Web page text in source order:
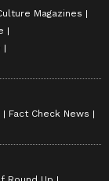
Magazines
Fact Check News